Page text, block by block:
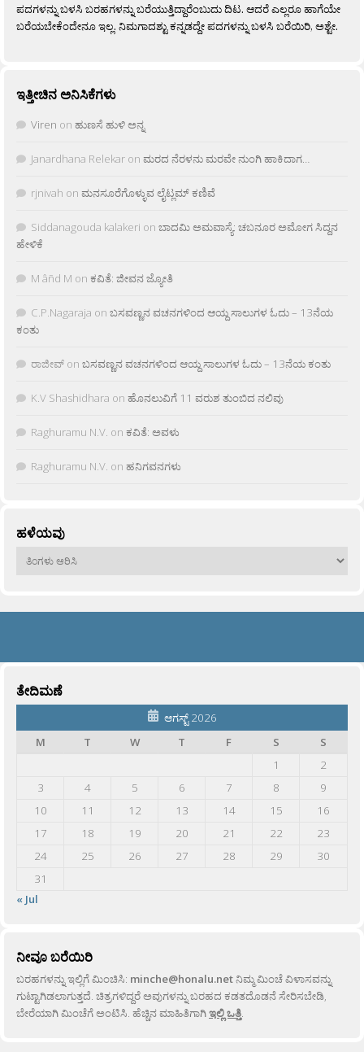
ಪದಗಳನ್ನು ಬಳಸಿ ಬರಹಗಳನ್ನು ಬರೆಯುತ್ತಿದ್ದಾರೆಂಬುದು ದಿಟ. ಆದರೆ ಎಲ್ಲರೂ ಹಾಗೆಯೇ
ಬರೆಯಬೇಕೆಂದೇನೂ ಇಲ್ಲ. ನಿಮಗಾದಶ್ಟು ಕನ್ನಡದ್ದೇ ಪದಗಳನ್ನು ಬಳಸಿ ಬರೆಯಿರಿ, ಅಶ್ಟೇ.
ಇತ್ತೀಚಿನ ಅನಿಸಿಕೆಗಳು
Viren on ಹುಣಸೆ ಹುಳಿ ಅನ್ನ
Janardhana Relekar on ಮರದ ನೆರಳನು ಮರವೇ ನುಂಗಿ ಹಾಕಿದಾಗ…
rjnivah on ಮನಸೂರೆಗೊಳ್ಳುವ ಲೈಟ್ಲಮ್ ಕಣಿವೆ
Siddanagouda kalakeri on ಬಾದಮಿ ಅಮವಾಸ್ಯೆ: ಚಬನೂರ ಅಮೋಗ ಸಿದ್ದನ
ಹೇಳಿಕೆ
M âñd M on ಕವಿತೆ: ಜೀವನ ಜ್ಯೋತಿ
C.P.Nagaraja on ಬಸವಣ್ಣನ ವಚನಗಳಿಂದ ಆಯ್ದ ಸಾಲುಗಳ ಓದು – 13ನೆಯ
ಕಂತು
ರಾಜೀವ್ on ಬಸವಣ್ಣನ ವಚನಗಳಿಂದ ಆಯ್ದ ಸಾಲುಗಳ ಓದು – 13ನೆಯ ಕಂತು
K.V Shashidhara on ಹೊನಲುವಿಗೆ 11 ವರುಶ ತುಂಬಿದ ನಲಿವು
Raghuramu N.V. on ಕವಿತೆ: ಅವಳು
Raghuramu N.V. on ಹನಿಗವನಗಳು
ಹಳೆಯವು
ಹಳೆಯವು
ತೇದಿಮಣೆ
ಆಗಸ್ಟ್ 2026
M
T W T F S
S
1
2
3
4 5 6 7 8
9
10
11 12 13 14 15
16
17
18 19 20 21 22
23
24
25 26 27 28 29
30
31
« Jul
ನೀವೂ ಬರೆಯಿರಿ
ಬರಹಗಳನ್ನು ಇಲ್ಲಿಗೆ ಮಿಂಚಿಸಿ: minche@honalu.netನಿಮ್ಮ ಮಿಂಚೆ ವಿಳಾಸವನ್ನು
ಗುಟ್ಟಾಗಿಡಲಾಗುತ್ತದೆ. ಚಿತ್ರಗಳಿದ್ದರೆ ಅವುಗಳನ್ನು ಬರಹದ ಕಡತದೊಡನೆ ಸೇರಿಸಬೇಡಿ,
ಬೇರೆಯಾಗಿ ಮಿಂಚೆಗೆ ಅಂಟಿಸಿ. ಹೆಚ್ಚಿನ ಮಾಹಿತಿಗಾಗಿಇಲ್ಲಿ ಒತ್ತಿ.